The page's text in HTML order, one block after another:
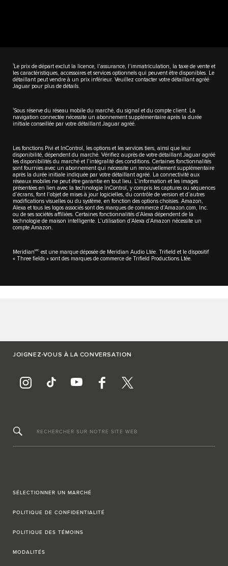
1
Le prix de départ exclut la licence, l'assurance, l'immatriculation, la taxe de vente et
les caractéristiques, accessoires et services optionnels qui peuvent être disponibles. Le
détaillant peut vendre à un prix inférieur. Veuillez contacter votre détaillant agréé
Jaguar pour plus de détails.
1Sous réserve du réseau mobile du marché, du signal et du compte client. La
navigation connectée nécessite un abonnement supplémentaire après la durée
initiale conseillée par votre détaillant Jaguar agréé.
Les fonctions Pivi et InControl, les options et les services tiers, ainsi que leur
disponibilité, dépendent du marché. Vérifiez auprès de votre détaillant Jaguar agréé
les disponibilités du marché et l’intégralité des conditions. Certaines fonctionnalités
sont fournies avec un abonnement qui nécessite un renouvellement supplémentaire
après la durée initiale indiquée par votre détaillant agréé. La connectivité aux
réseaux mobiles ne peut être garantie en tout lieu. L’information et les images
présentées en lien avec la technologie InControl, y compris les captures ou séquences
d’écrans, font l’objet de mises à jour logicielles, du contrôle de version et d’autres
modifications visuelles ou du système, en fonction des options choisies. Amazon,
Alexa et tous les logos associés sont des marques de commerce d’Amazon.com, Inc.
ou de ses sociétés affiliées. Certaines fonctionnalités d’Alexa dépendent de la
technologie de maison intelligente. L’utilisation d’Alexa d’Amazon nécessite un
compte Amazon.
MeridianMC est une marque déposée de Meridian Audio Ltée. Trifield et le dispositif
« Three fields » sont des marques de commerce de Trifield Productions Ltée.
JOIGNEZ-VOUS À LA CONVERSATION
RECHERCHER SUR NOTRE SITE WEB
SÉLECTIONNER UN MARCHÉ
POLITIQUE DE CONFIDENTIALITÉ
POLITIQUE DES TÉMOINS
MODALITÉS